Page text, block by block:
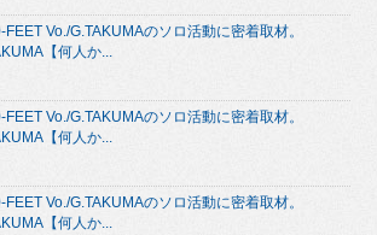
FEET Vo./G.TAKUMAのソロ活動に密着取材。
【何人か...
FEET Vo./G.TAKUMAのソロ活動に密着取材。
【何人か...
FEET Vo./G.TAKUMAのソロ活動に密着取材。
【何人か...